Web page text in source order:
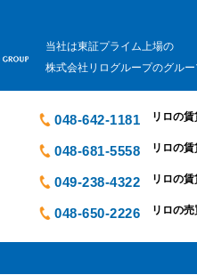
当社は東証プライム上場の
株式会社リログループのグルー
048-642-1181 リロの
048-681-5558 リロの
049-238-4322 リロの
048-650-2226 リロの